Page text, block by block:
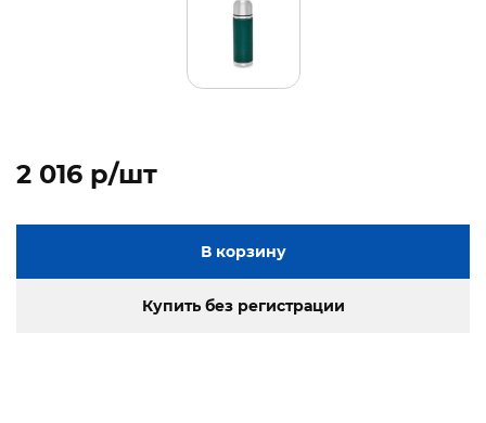
2 016 p/шт
В корзину
Купить без регистрации